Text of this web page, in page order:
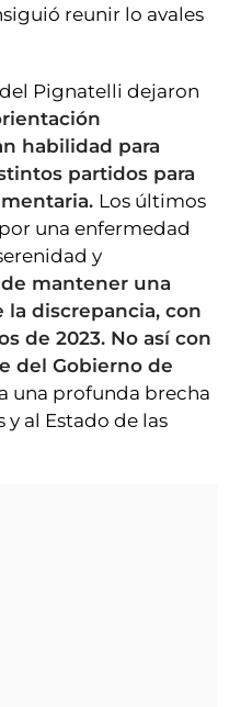
reunir lo avales
Pignatelli dejaron
habilidad para
partidos para
Los últimos
una enfermedad
y
mantener una
discrepancia, con
de 2023. No así con
del Gobierno de
una profunda brecha
al Estado de las